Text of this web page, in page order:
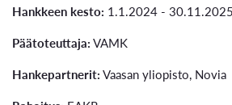
Hankkeen kesto: 1.1.2024 - 30.11.2025
Päätoteuttaja:VAMK
Hankepartnerit:Vaasan yliopisto, Novia